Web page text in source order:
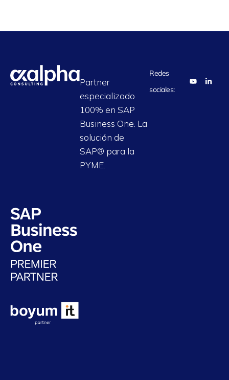
Partner
especializado
100% en SAP
Business One. La
solución de
SAP® para la
PYME.
Redes
sociales: